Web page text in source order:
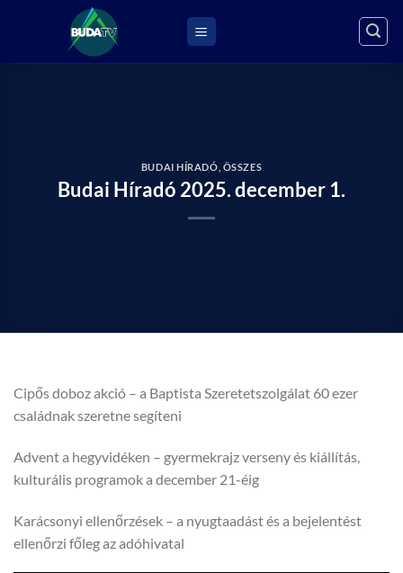
BUDAI HÍRADÓ ÖSSZES
Budai Híradó 2025. december 1.
Cipős doboz akció – a Baptista Szeretetszolgálat 60 ezer
családnak szeretne segíteni
Advent a hegyvidéken – gyermekrajz verseny és kiállítás,
kulturális programok a december 21-éig
Karácsonyi ellenőrzések – a nyugtaadást és a bejelentést
ellenőrzi főleg az adóhivatal